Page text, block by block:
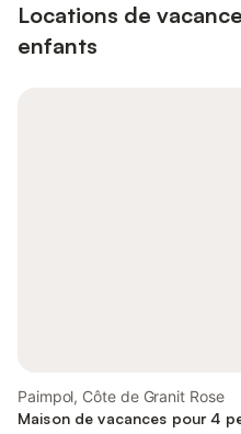
Locations de
enfants
Paimpol, Côte de Granit Rose
Maison de vacances pour 4